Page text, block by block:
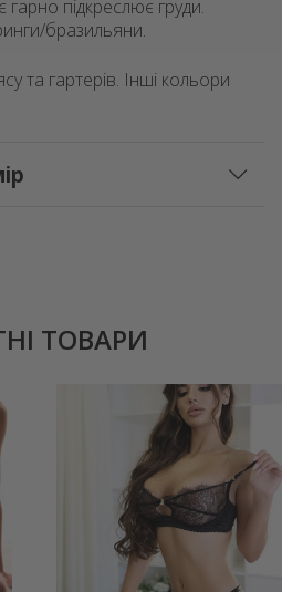
підкреслює груди.
бразильяни.
та гартерів. Інші кольори
ТОВАРИ